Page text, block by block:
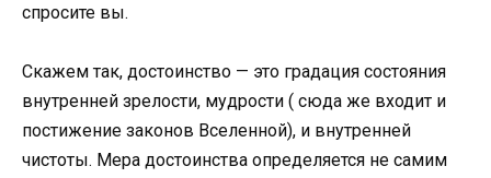
спросите вы.
Скажем так, достоинство — это градация состояния
внутренней зрелости, мудрости ( сюда же входит и
постижение законов Вселенной), и внутренней
чистоты. Мера достоинства определяется не самим